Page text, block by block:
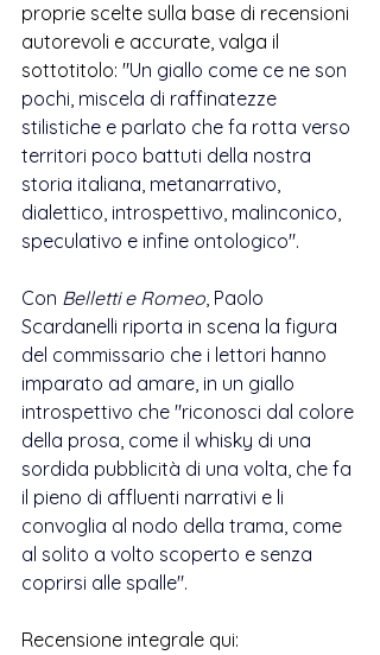
proprie scelte sulla base di recensioni
autorevoli e accurate, valga il
sottotitolo: "Un giallo come ce ne son
pochi, miscela di raffinatezze
stilistiche e parlato che fa rotta verso
territori poco battuti della nostra
storia italiana, metanarrativo,
dialettico, introspettivo, malinconico,
speculativo e infine ontologico".
Con Belletti e Romeo, Paolo
Scardanelli riporta in scena la figura
del commissario che i lettori hanno
imparato ad amare, in un giallo
introspettivo che "riconosci dal colore
della prosa, come il whisky di una
sordida pubblicità di una volta, che fa
il pieno di affluenti narrativi e li
convoglia al nodo della trama, come
al solito a volto scoperto e senza
coprirsi alle spalle".
Recensione integrale qui: